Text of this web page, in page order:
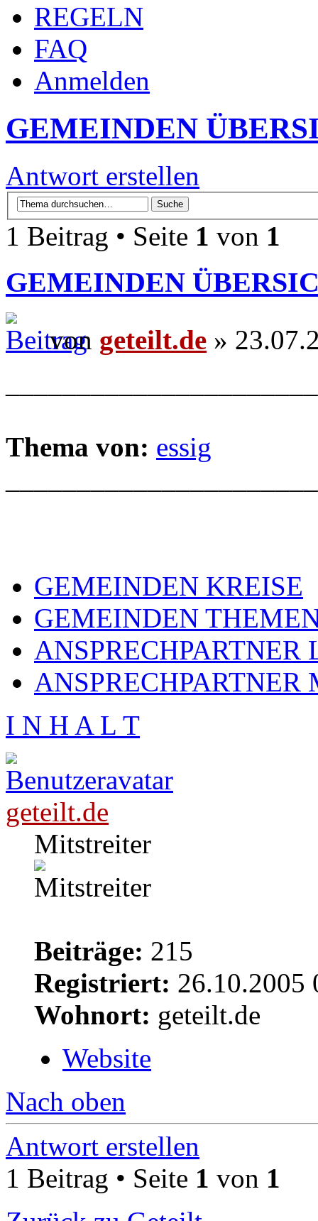
REGELN
FAQ
Anmelden
GEMEINDEN
Antwort erstellen
1 Beitrag • Seite 1 von 1
GEMEINDEN
von geteilt.de »
Thema von: essig
GEMEINDEN KREISE
GEMEINDEN
ANSPRECHPARTNER
ANSPRECHPARTNER
I N H A L T
geteilt.de
Mitstreiter
Beiträge: 215
Registriert: 26.10.2005
Wohnort: geteilt.de
Website
Nach oben
Antwort erstellen
1 Beitrag • Seite 1 von 1